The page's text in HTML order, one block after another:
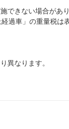
できない場合があり
過車」の重量税は
異なります。